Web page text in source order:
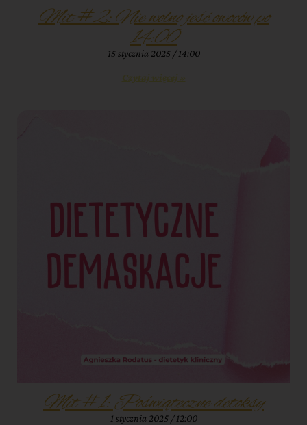
Mit #2: Nie wolno jeść owoców po
14:00
15 stycznia 2025 14:00
Czytaj więcej »
Mit #1: Poświąteczne detoksy
1 stycznia 2025 12:00